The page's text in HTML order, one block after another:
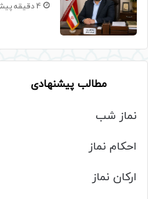
4 دقیقه پیش
مطالب پیشنهادی
نماز شب
احکام نماز
ارکان نماز